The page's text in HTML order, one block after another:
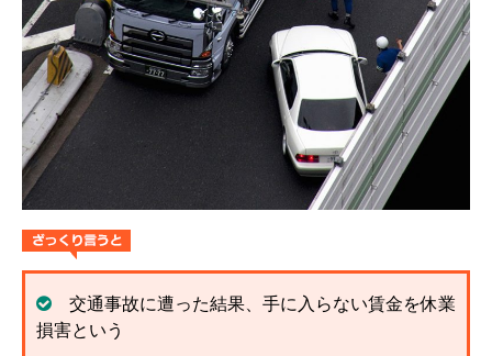
交通事故に遭った結果、手に入らない賃金を休業
損害という
被害に関する用語を知る
解決までの流れ ▼
ケガの治療
症状固定
後遺障害認定
慰謝料請求
示談交渉